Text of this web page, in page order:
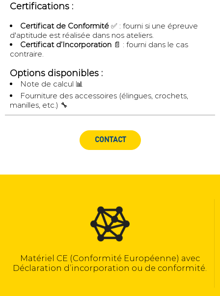
Certifications :
Certificat de Conformité ✅ : fourni si une épreuve
d'aptitude est réalisée dans nos ateliers.
Certificat d’Incorporation 📄 : fourni dans le cas
contraire.
Options disponibles :
Note de calcul 📊
Fourniture des accessoires (élingues, crochets,
manilles, etc.) 🔧
CONTACT